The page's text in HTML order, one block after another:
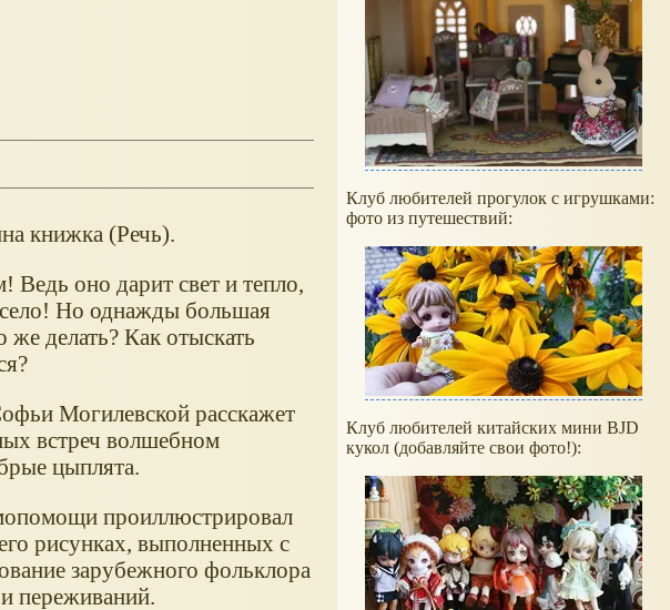
книжка (Речь).
оно дарит свет и тепло,
Но однажды большая
делать? Как отыскать
Могилевской расскажет
встреч волшебном
цыплята.
проиллюстрировал
рисунках, выполненных с
зарубежного фольклора
переживаний.
Клуб любителей прогулок с игрушками:
фото из путешествий:
Клуб любителей китайских мини BJD
кукол (добавляйте свои фото!):